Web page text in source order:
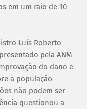
em um raio de 10
Luís Roberto
pela ANM
do dano e
a população
não podem ser
questionou a